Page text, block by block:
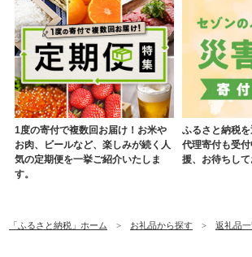
1度の寄付で複数回お届け！お米や
お肉、ビールなど、楽しみが続く人
気の定期便を一挙ご紹介いたしま
す。
ふるさと納税を
代理寄付も受
援、お待ちして
「ふるさと納税」ホーム お礼品から探す 返礼品